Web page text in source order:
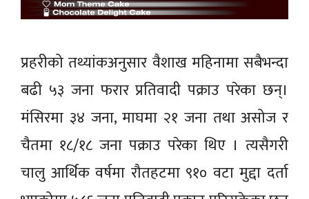
प्रहरीको तथ्यांकअनुसार वैशाख महिनामा सबैभन्दा
बढी ५३ जना फरार प्रतिवादी पक्राउ परेका छन्।
मंसिरमा ३४ जना, माघमा २१ जना तथा असोज र
चैतमा १८/१८ जना पक्राउ परेका थिए । त्यसैगरी
चालु आर्थिक वर्षमा रौतहटमा ९१० वटा मुद्दा दर्ता